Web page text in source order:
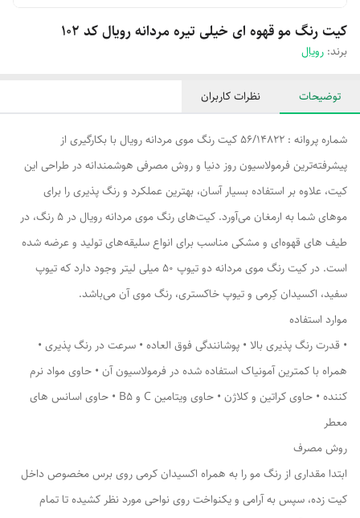
کیت رنگ مو قهوه ای خیلی تیره مردانه رویال کد ۱۰۲
برند: رویال
توضیحات نظرات کاربران
شماره پروانه : 56/14822 کیت رنگ موی مردانه رویال با بکارگیری از
پیشرفته‌ترین فرمولاسیون روز دنیا و روش مصرفی هوشمندانه در طراحی این
کیت، علاوه بر استفاده بسیار آسان، بهترین عملکرد و رنگ پذیری را برای
موهای شما به ارمغان می‌آورد. کیت‌های رنگ موی مردانه رویال در 5 رنگ، در
طیف های قهوه‌ای و مشکی مناسب برای انواع سلیقه‌های تولید و عرضه شده
است. در کیت رنگ موی مردانه دو تیوپ 50 میلی لیتر وجود دارد که تیوپ
سفید، اکسیدان کِرمی و تیوپ خاکستری، رنگ موی آن می‌باشد.
موارد استفاده
• قدرت رنگ پذیری بالا • پوشانندگی فوق العاده • سرعت در رنگ پذیری •
همراه با کمترین آمونیاک استفاده شده در فرمولاسیون آن • حاوی مواد نرم
کننده • حاوی کراتین و کلاژن • حاوی ویتامین C و B5 • حاوی اسانس های
معطر
روش مصرف
ابتدا مقداری از رنگ مو را به همراه اکسیدان کرمی روی برس مخصوص داخل
کیت زده، سپس به آرامی و یکنواخت روی نواحی مورد نظر کشیده تا تمام